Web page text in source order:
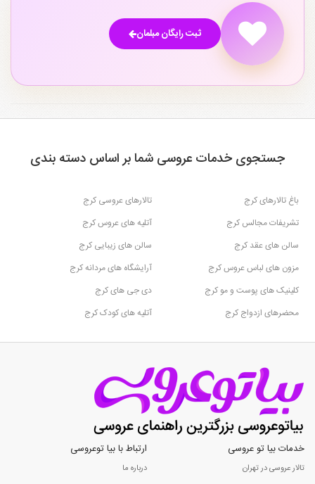
ثبت رایگان مبلمان
جستجوی خدمات عروسی شما بر اساس دسته بندی
باغ تالارهای کرج
تالارهای عروسی کرج
تشریفات مجالس کرج
آتلیه های عروس کرج
سالن های عقد کرج
سالن های زیبایی کرج
مزون های لباس عروس کرج
آرایشگاه های مردانه کرج
کلینیک های پوست و مو کرج
دی جی های کرج
محضرهای ازدواج کرج
آتلیه های کودک کرج
خدمات بیا تو عروسی
تالار عروسی در تهران
ارتباط با بیا توعروسی
درباره ما